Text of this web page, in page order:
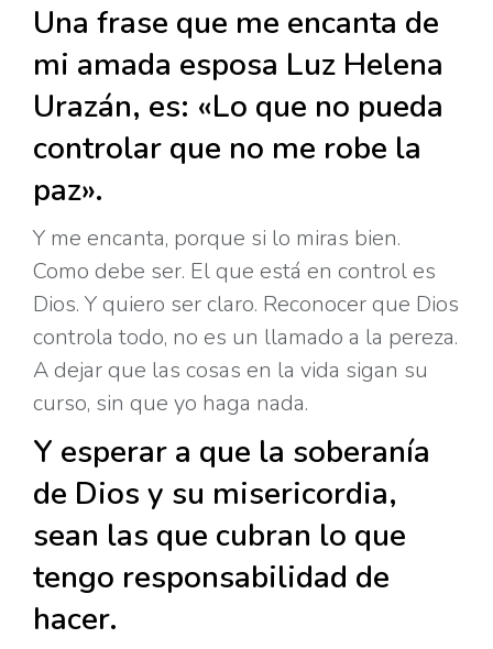
Una frase que me encanta de
mi amada esposa Luz Helena
Urazán, es: «Lo que no pueda
controlar que no me robe la
paz».
Y me encanta, porque si lo miras bien.
Como debe ser. El que está en control es
Dios. Y quiero ser claro. Reconocer que Dios
controla todo, no es un llamado a la pereza.
A dejar que las cosas en la vida sigan su
curso, sin que yo haga nada.
Y esperar a que la soberanía
de Dios y su misericordia,
sean las que cubran lo que
tengo responsabilidad de
hacer.